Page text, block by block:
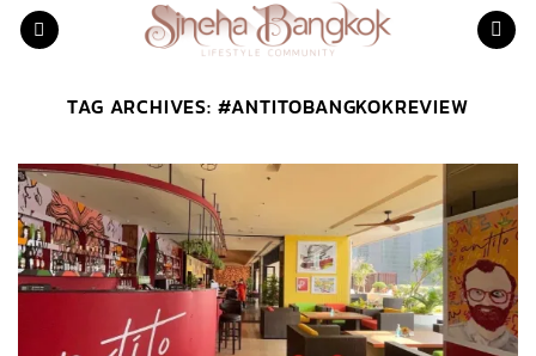
Skip
TAG ARCHIVES: #ANTITOBANGKOKREVIEW